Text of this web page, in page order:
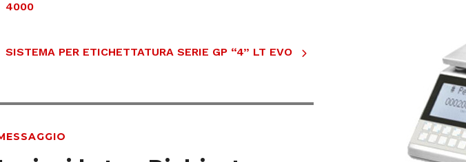
4000
SISTEMA PER ETICHETTATURA SERIE GP “4” LT EVO